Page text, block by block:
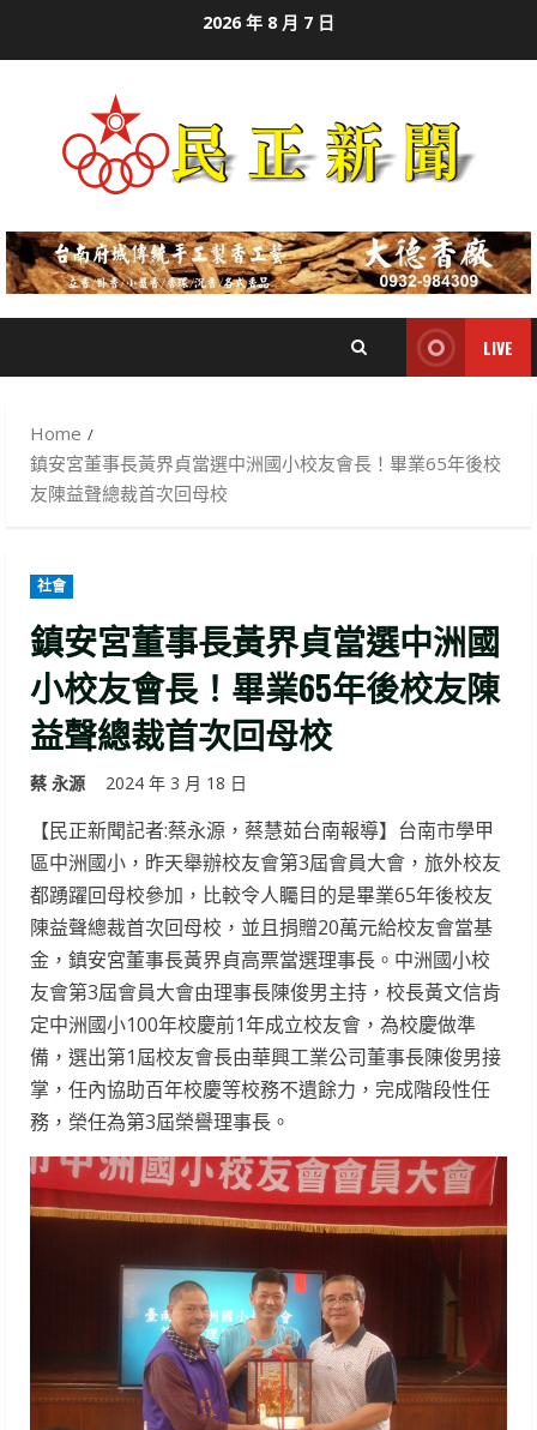
2026 年 8 月 7 日
LIVE
Home
鎮安宮董事長黃界貞當選中洲國小校友會長！畢業65年後校
友陳益聲總裁首次回母校
社會
鎮安宮董事長黃界貞當選中洲國
小校友會長！畢業65年後校友陳
益聲總裁首次回母校
蔡 永源 2024 年 3 月 18 日
【民正新聞記者:蔡永源，蔡慧茹台南報導】台南市學甲
區中洲國小，昨天舉辦校友會第3屆會員大會，旅外校友
都踴躍回母校參加，比較令人矚目的是畢業65年後校友
陳益聲總裁首次回母校，並且捐贈20萬元給校友會當基
金，鎮安宮董事長黃界貞高票當選理事長。中洲國小校
友會第3屆會員大會由理事長陳俊男主持，校長黃文信肯
定中洲國小100年校慶前1年成立校友會，為校慶做準
備，選出第1屆校友會長由華興工業公司董事長陳俊男接
掌，任內協助百年校慶等校務不遺餘力，完成階段性任
務，榮任為第3屆榮譽理事長。